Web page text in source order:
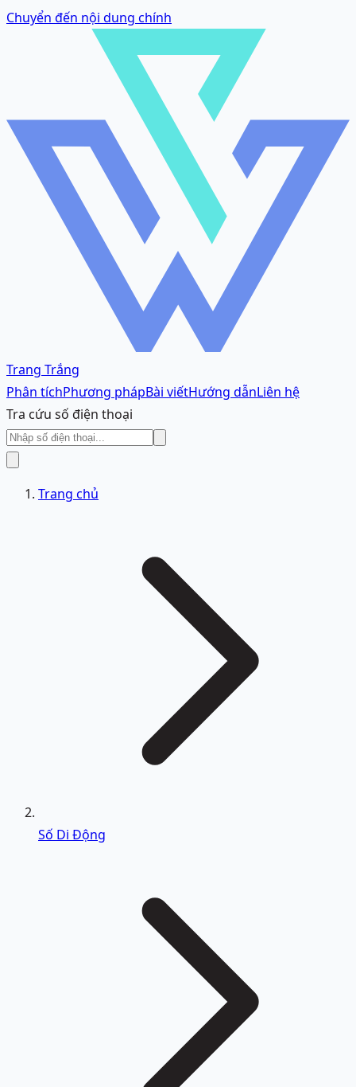
Chuyển đến nội dung chính
Trang Trắng
Phân tíchPhương phápBài viếtHướng dẫnLiên hệ
Tra cứu số điện thoại
Trang chủ
Số Di Động